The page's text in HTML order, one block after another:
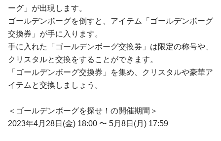
ーグ」が出現します。
ゴールデンボーグを倒すと、アイテム「ゴールデンボーグ
交換券」が手に入ります。
手に入れた「ゴールデンボーグ交換券」は限定の称号や、
クリスタルと交換をすることができます。
「ゴールデンボーグ交換券」を集め、クリスタルや豪華ア
イテムと交換しましょう。
＜ゴールデンボーグを探せ！の開催期間＞
2023年4月28日(金) 18:00 〜 5月8日(月) 17:59